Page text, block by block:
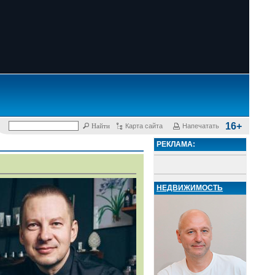
Карта сайта Напечатать 16+
РЕКЛАМА:
НЕДВИЖИМОСТЬ